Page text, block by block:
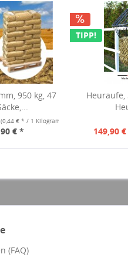
950 kg, 47
(0,44 € * / 1 Kilogramm)
€ *
TIPP!
Heuraufe,
149,90
(FAQ)